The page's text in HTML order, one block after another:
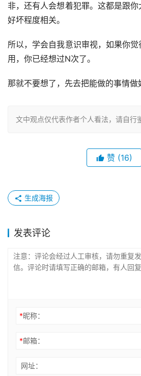
非，还有人会想着犯罪。这都是跟
好坏程度相关。
所以，学会自我意识审视，如果你
用，你已经想过N次了。
那就不要想了，先去把能做的事情做
文中观点仅代表作者个人看法，请自行
赞 (16)
生成海报
发表评论
*昵称：
*邮箱：
网址：